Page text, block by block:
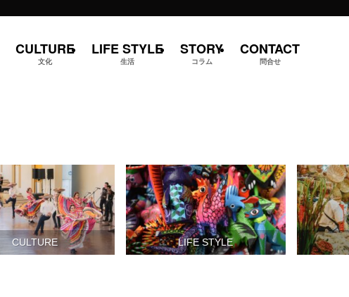
CULTURE
文化
LIFE STYLE
生活
STORY
コラム
CONTACT
問合せ
CULTURE LIFE STYLE